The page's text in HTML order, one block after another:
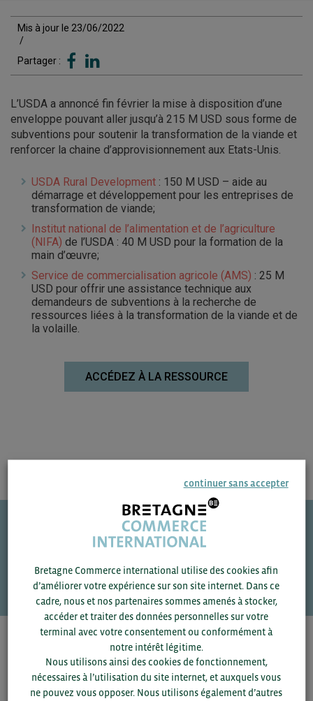
Mis à jour le 23/06/2022
/
Partager :
L’USDA a annoncé fin février la mise à disposition d’une
enveloppe pouvant aller jusqu’à 215 M USD sous forme de
subventions pour soutenir la transformation de la viande et
renforcer la chaine d’approvisionnement aux Etats-Unis.
USDA Rural Development : 150 M USD – aide au
démarrage et développement pour les entreprises de
transformation de viande;
Institut national de l’alimentation et de l’agriculture
(NIFA) de l’USDA : 40 M USD pour la formation de la
main d’œuvre;
Service de commercialisation agricole (AMS) : 25 M
USD pour offrir une assistance technique aux
demandeurs de subventions à la recherche de
ressources liées à la transformation de la viande et de
la volaille.
ACCÉDEZ À LA RESSOURCE
Une question ?
VOS CONTACTS
Pour voir les contacts, merci de renseigner votre
département et votre secteurou connectez-vous.
continuer sans accepter
Bretagne Commerce international utilise des cookies afin
d’améliorer votre expérience sur son site internet. Dans ce
cadre, nous et nos partenaires sommes amenés à stocker,
accéder et traiter des données personnelles sur votre
terminal avec votre consentement ou conformément à
notre intérêt légitime.
Nous utilisons ainsi des cookies de fonctionnement,
nécessaires à l’utilisation du site internet, et auxquels vous
ne pouvez vous opposer. Nous utilisons également d’autres